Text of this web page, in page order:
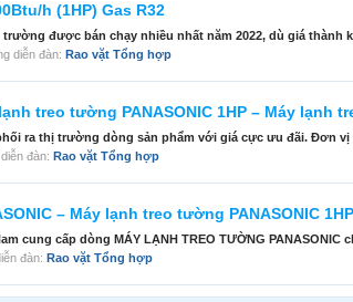
h (1HP) Gas R32
được bán chạy nhiều nhất năm 2022, dù giá
diễn đàn: Rao vặt Tổng hợp
treo tường PANASONIC 1HP – Máy lạnh
ra thị trường dòng sản phẩm với giá cực ưu đãi. Đơn vị
đàn: Rao vặt Tổng hợp
– Máy lạnh treo tường PANASONIC
cung cấp dòng MÁY LẠNH TREO TƯỜNG
đàn: Rao vặt Tổng hợp